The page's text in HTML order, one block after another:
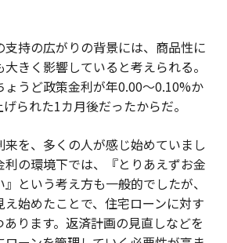
支持の広がりの背景には、商品性に
きく影響していると考えられる。
うど政策金利が年0.00〜0.10%か
られた1カ月後だったからだ。
来を、多くの人が感じ始めていまし
利の環境下では、『とりあえずお金
という考え方も一般的でしたが、
始めたことで、住宅ローンに対す
ります。返済計画の見直しなどを